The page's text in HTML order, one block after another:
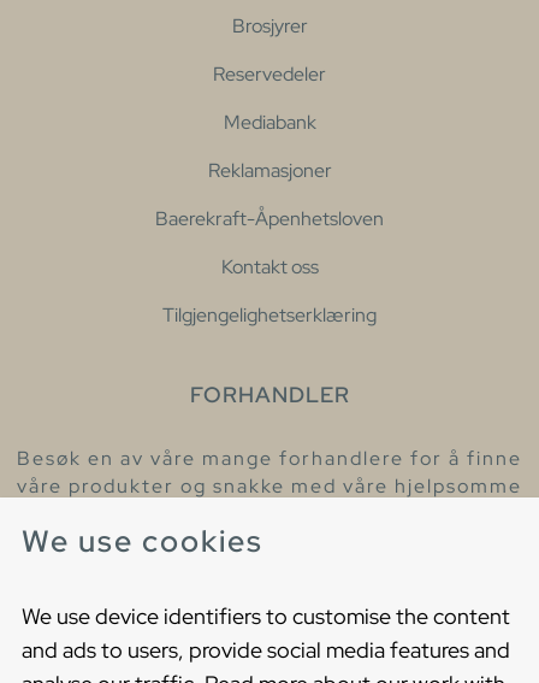
We use cookies
We use device identifiers to customise the content
and ads to users, provide social media features and
Brosjyrer
Reservedeler
Mediabank
Reklamasjoner
Baerekraft-Åpenhetsloven
Kontakt oss
Tilgjengelighetserklæring
FORHANDLER
Besøk en av våre mange forhandlere for å finne
våre produkter og snakke med våre hjelpsomme